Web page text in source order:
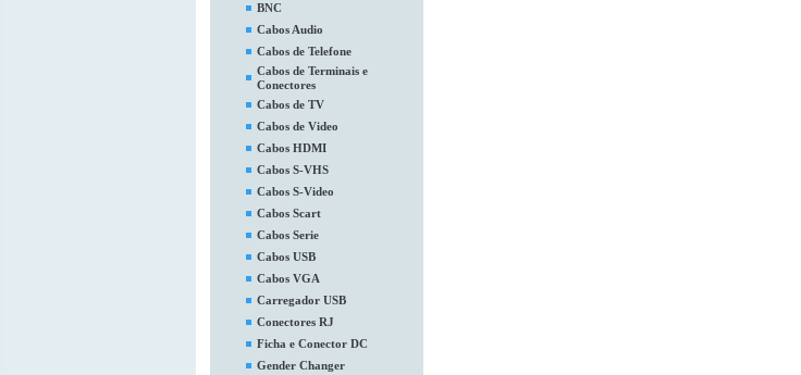
BNC
Cabos Audio
Cabos de Telefone
Cabos de Terminais e
Conectores
Cabos de TV
Cabos de Video
Cabos HDMI
Cabos S-VHS
Cabos S-Video
Cabos Scart
Cabos Serie
Cabos USB
Cabos VGA
Carregador USB
Conectores RJ
Ficha e Conector DC
Gender Changer